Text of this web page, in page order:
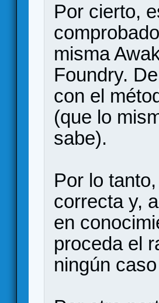
Por cierto,
misma
Foundry.
con el
(que lo
sabe).
Por lo
correcta y,
en
proceda el
ningún